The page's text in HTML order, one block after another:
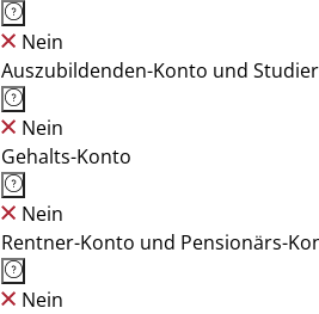
Nein
Auszubildenden-Konto und
Nein
Gehalts-Konto
Nein
Rentner-Konto und Pensionärs-
Nein